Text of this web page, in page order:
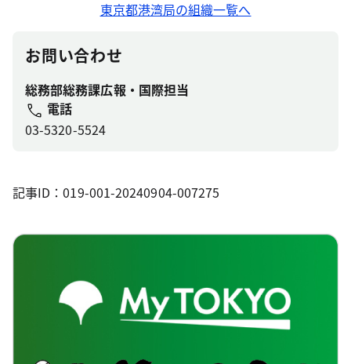
東京都港湾局の組織一覧へ
お問い合わせ
総務部総務課広報・国際担当
電話
03-5320-5524
記事ID：019-001-20240904-007275